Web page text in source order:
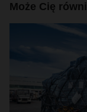
Może Cię